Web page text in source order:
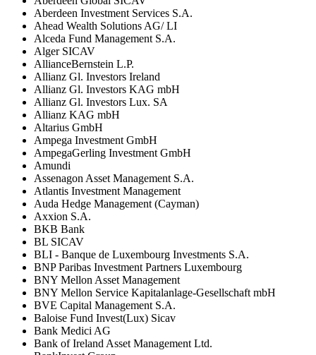
Aberdeen Investment Services S.A.
Ahead Wealth Solutions AG/ LI
Alceda Fund Management S.A.
Alger SICAV
AllianceBernstein L.P.
Allianz Gl. Investors Ireland
Allianz Gl. Investors KAG mbH
Allianz Gl. Investors Lux. SA
Allianz KAG mbH
Altarius GmbH
Ampega Investment GmbH
AmpegaGerling Investment GmbH
Amundi
Assenagon Asset Management S.A.
Atlantis Investment Management
Auda Hedge Management (Cayman)
Axxion S.A.
BKB Bank
BL SICAV
BLI - Banque de Luxembourg Investments S.A.
BNP Paribas Investment Partners Luxembourg
BNY Mellon Asset Management
BNY Mellon Service Kapitalanlage-Gesellschaft mbH
BVE Capital Management S.A.
Baloise Fund Invest(Lux) Sicav
Bank Medici AG
Bank of Ireland Asset Management Ltd.